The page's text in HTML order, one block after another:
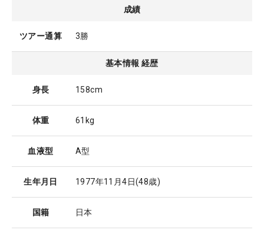
成績
ツアー通算 3勝
基本情報 経歴
身長 158cm
体重 61kg
血液型 A型
生年月日 1977年11月4日(48歳)
国籍 日本